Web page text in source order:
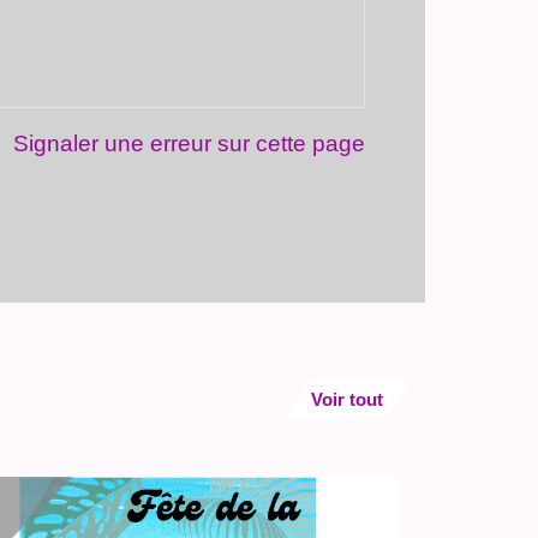
Signaler une erreur sur cette page
Voir tout